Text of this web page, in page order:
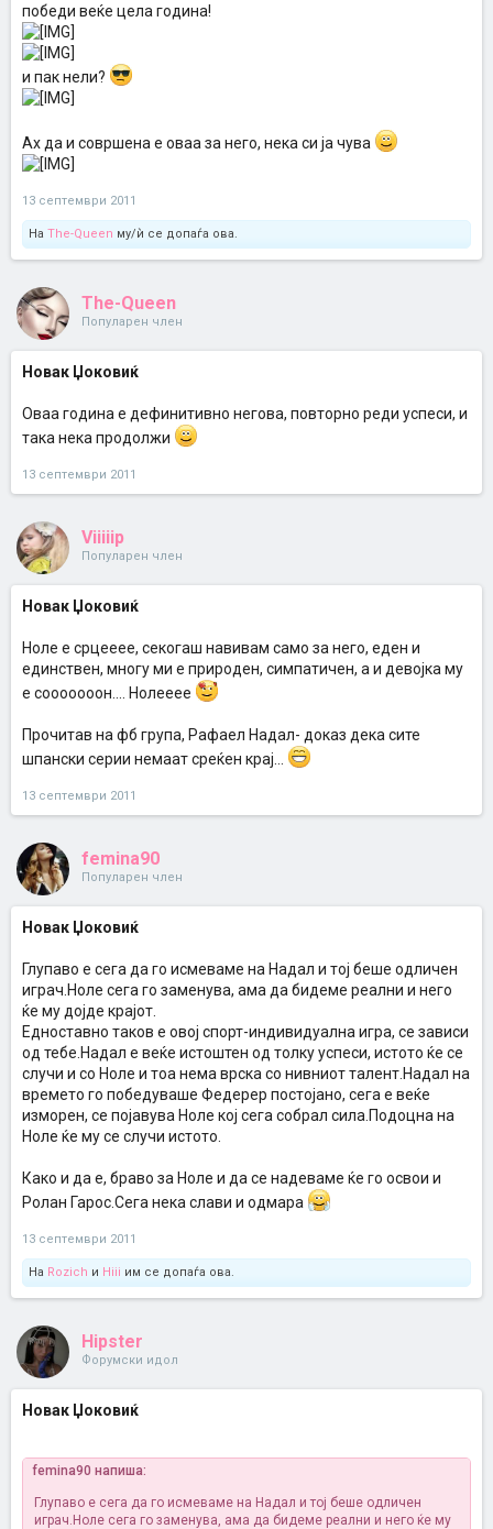
победи веќе цела година!
и пак нели?
Ах да и совршена е оваа за него, нека си ја чува
13 септември 2011
На The-Queen му/ѝ се допаѓа ова.
The-Queen
Популарен член
Новак Џоковиќ
Оваа година е дефинитивно негова, повторно реди успеси, и
така нека продолжи
13 септември 2011
Viiiiip
Популарен член
Новак Џоковиќ
Ноле е срцееее, секогаш навивам само за него, еден и
единствен, многу ми е природен, симпатичен, а и девојка му
е сооооооон.... Нолееее
Прочитав на фб група, Рафаел Надал- доказ дека сите
шпански серии немаат среќен крај...
13 септември 2011
femina90
Популарен член
Новак Џоковиќ
Глупаво е сега да го исмеваме на Надал и тој беше одличен
играч.Ноле сега го заменува, ама да бидеме реални и него
ќе му дојде крајот.
Едноставно таков е овој спорт-индивидуална игра, се зависи
од тебе.Надал е веќе истоштен од толку успеси, истото ќе се
случи и со Ноле и тоа нема врска со нивниот талент.Надал на
времето го победуваше Федерер постојано, сега е веќе
изморен, се појавува Ноле кој сега собрал сила.Подоцна на
Ноле ќе му се случи истото.
Како и да е, браво за Ноле и да се надеваме ќе го освои и
Ролан Гарос.Сега нека слави и одмара
13 септември 2011
На Rozich и Hiii им се допаѓа ова.
Hipster
Форумски идол
Новак Џоковиќ
femina90 напиша:
Глупаво е сега да го исмеваме на Надал и тој беше одличен
играч.Ноле сега го заменува, ама да бидеме реални и него ќе му